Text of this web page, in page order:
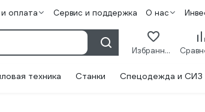
оплата Сервис и поддержка О нас
Избранное
техника Станки Спецодежда и СИЗ